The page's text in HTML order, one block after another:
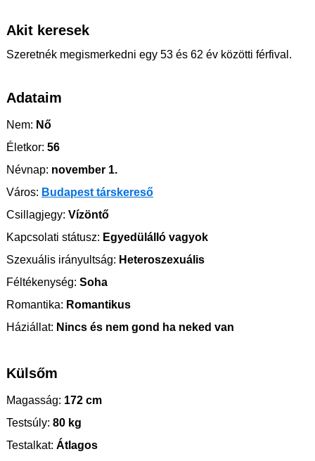
Akit keresek
Szeretnék megismerkedni egy 53 és 62 év közötti férfival.
Adataim
Nem: Nő
Életkor: 56
Névnap: november 1.
Város: Budapest társkereső
Csillagjegy: Vízöntő
Kapcsolati státusz: Egyedülálló vagyok
Szexuális irányultság: Heteroszexuális
Féltékenység: Soha
Romantika: Romantikus
Háziállat: Nincs és nem gond ha neked van
Külsőm
Magasság: 172 cm
Testsúly: 80 kg
Testalkat: Átlagos